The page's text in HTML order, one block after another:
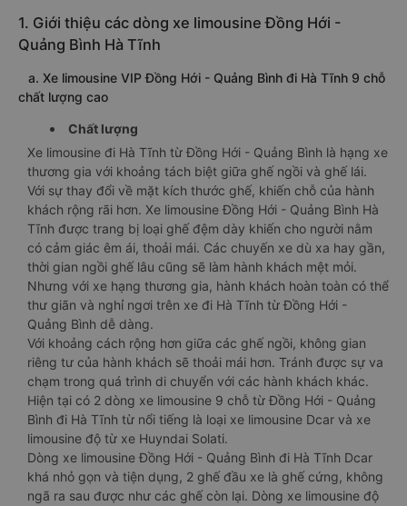
1. Giới thiệu các dòng xe limousine Đồng Hới -
Quảng Bình Hà Tĩnh
a. Xe limousine VIP Đồng Hới - Quảng Bình đi Hà Tĩnh 9 chỗ
chất lượng cao
Chất lượng
Xe limousine đi Hà Tĩnh từ Đồng Hới - Quảng Bình là hạng xe
thương gia với khoảng tách biệt giữa ghế ngồi và ghế lái.
Với sự thay đổi về mặt kích thước ghế, khiến chỗ của hành
khách rộng rãi hơn. Xe limousine Đồng Hới - Quảng Bình Hà
Tĩnh được trang bị loại ghế đệm dày khiến cho người nằm
có cảm giác êm ái, thoải mái. Các chuyến xe dù xa hay gần,
thời gian ngồi ghế lâu cũng sẽ làm hành khách mệt mỏi.
Nhưng với xe hạng thương gia, hành khách hoàn toàn có thể
thư giãn và nghỉ ngơi trên xe đi Hà Tĩnh từ Đồng Hới -
Quảng Bình dễ dàng.
Với khoảng cách rộng hơn giữa các ghế ngồi, không gian
riêng tư của hành khách sẽ thoải mái hơn. Tránh được sự va
chạm trong quá trình di chuyển với các hành khách khác.
Hiện tại có 2 dòng xe limousine 9 chỗ từ Đồng Hới - Quảng
Bình đi Hà Tĩnh từ nổi tiếng là loại xe limousine Dcar và xe
limousine độ từ xe Huyndai Solati.
Dòng xe limousine Đồng Hới - Quảng Bình đi Hà Tĩnh Dcar
khá nhỏ gọn và tiện dụng, 2 ghế đầu xe là ghế cứng, không
ngã ra sau được như các ghế còn lại. Dòng xe limousine độ